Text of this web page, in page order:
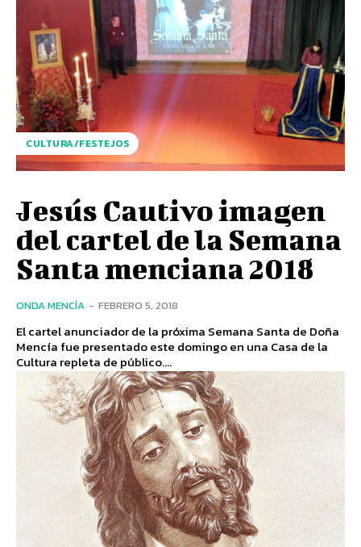
CULTURA/FESTEJOS
Jesús Cautivo imagen
del cartel de la Semana
Santa menciana 2018
ONDA MENCÍA - FEBRERO 5, 2018
El cartel anunciador de la próxima Semana Santa de Doña
Mencía fue presentado este domingo en una Casa de la
Cultura repleta de público....